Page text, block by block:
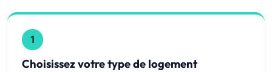
1
Choisissez votre type de logement